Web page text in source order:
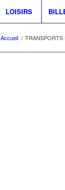
LOISIRS
Accueil / TRANSPORTS